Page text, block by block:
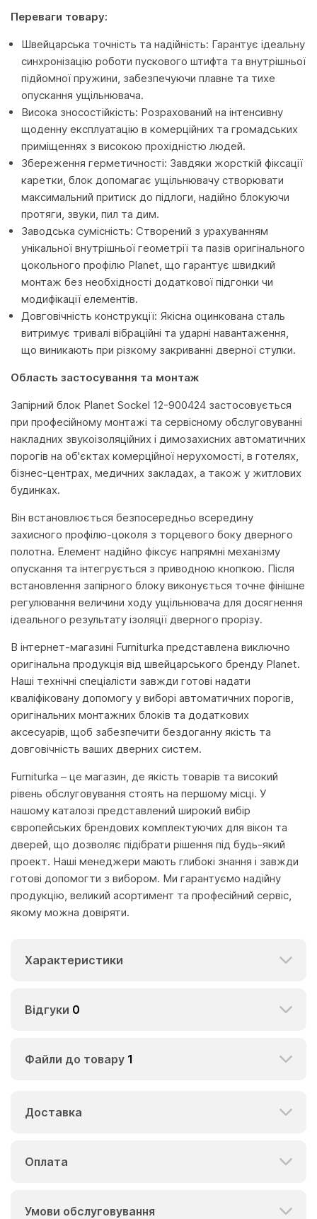
Переваги товару:
Швейцарська точність та надійність: Гарантує ідеальну
синхронізацію роботи пускового штифта та внутрішньої
підйомної пружини, забезпечуючи плавне та тихе
опускання ущільнювача.
Висока зносостійкість: Розрахований на інтенсивну
щоденну експлуатацію в комерційних та громадських
приміщеннях з високою прохідністю людей.
Збереження герметичності: Завдяки жорсткій фіксації
каретки, блок допомагає ущільнювачу створювати
максимальний притиск до підлоги, надійно блокуючи
протяги, звуки, пил та дим.
Заводська сумісність: Створений з урахуванням
унікальної внутрішньої геометрії та пазів оригінального
цокольного профілю Planet, що гарантує швидкий
монтаж без необхідності додаткової підгонки чи
модифікації елементів.
Довговічність конструкції: Якісна оцинкована сталь
витримує тривалі вібраційні та ударні навантаження,
що виникають при різкому закриванні дверної стулки.
Область застосування та монтаж
Запірний блок Planet Sockel 12-900424 застосовується
при професійному монтажі та сервісному обслуговуванні
накладних звукоізоляційних і димозахисних автоматичних
порогів на об'єктах комерційної нерухомості, в готелях,
бізнес-центрах, медичних закладах, а також у житлових
будинках.
Він встановлюється безпосередньо всередину
захисного профілю-цоколя з торцевого боку дверного
полотна. Елемент надійно фіксує напрямні механізму
опускання та інтегрується з приводною кнопкою. Після
встановлення запірного блоку виконується точне фінішне
регулювання величини ходу ущільнювача для досягнення
ідеального результату ізоляції дверного прорізу.
В інтернет-магазині Furniturka представлена виключно
оригінальна продукція від швейцарського бренду Planet.
Наші технічні спеціалісти завжди готові надати
кваліфіковану допомогу у виборі автоматичних порогів,
оригінальних монтажних блоків та додаткових
аксесуарів, щоб забезпечити бездоганну якість та
довговічність ваших дверних систем.
Furniturka – це магазин, де якість товарів та високий
рівень обслуговування стоять на першому місці. У
нашому каталозі представлений широкий вибір
європейських брендових комплектуючих для вікон та
дверей, що дозволяє підібрати рішення під будь-який
проект. Наші менеджери мають глибокі знання і завжди
готові допомогти з вибором. Ми гарантуємо надійну
продукцію, великий асортимент та професійний сервіс,
якому можна довіряти.
Характеристики
Відгуки 0
Файли до товару 1
Доставка
Оплата
Умови обслуговування